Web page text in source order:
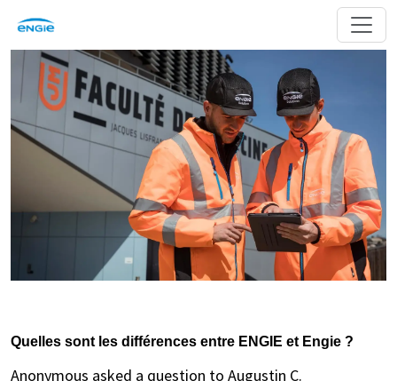
Quelles sont les différences entre ENGIE et Engie ?
Anonymous asked a question to Augustin C.